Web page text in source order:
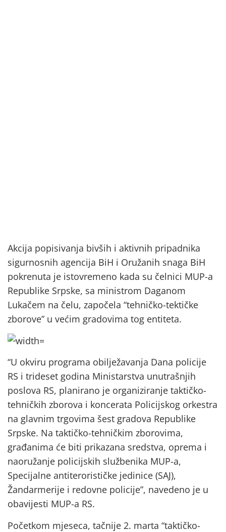
Akcija popisivanja bivših i aktivnih pripadnika
sigurnosnih agencija BiH i Oružanih snaga BiH
pokrenuta je istovremeno kada su čelnici MUP-a
Republike Srpske, sa ministrom Daganom
Lukačem na čelu, započela “tehničko-tektičke
zborove” u većim gradovima tog entiteta.
“U okviru programa obilježavanja Dana policije
RS i trideset godina Ministarstva unutrašnjih
poslova RS, planirano je organiziranje taktičko-
tehničkih zborova i koncerata Policijskog orkestra
na glavnim trgovima šest gradova Republike
Srpske. Na taktičko-tehničkim zborovima,
građanima će biti prikazana sredstva, oprema i
naoružanje policijskih službenika MUP-a,
Specijalne antiterorističke jedinice (SAJ),
Žandarmerije i redovne policije”, navedeno je u
obavijesti MUP-a RS.
Početkom mjeseca, tačnije 2. marta “taktičko-